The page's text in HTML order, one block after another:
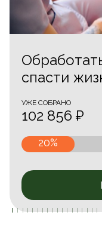
спасти
20%
УЖЕ CОБРАНО
102 856 ₽